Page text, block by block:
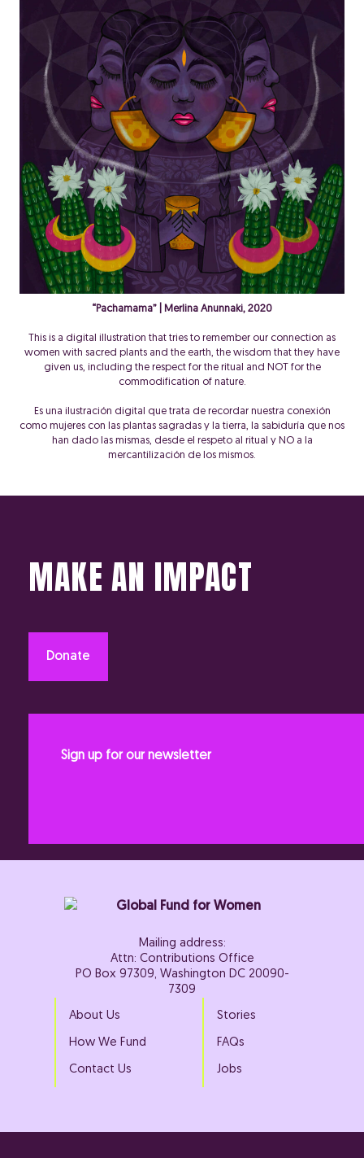
“Pachamama” | Merlina Anunnaki, 2020
This is a digital illustration that tries to remember our connection as
women with sacred plants and the earth, the wisdom that they have
given us, including the respect for the ritual and NOT for the
commodification of nature.
Es una ilustración digital que trata de recordar nuestra conexión
como mujeres con las plantas sagradas y la tierra, la sabiduría que nos
han dado las mismas, desde el respeto al ritual y NO a la
mercantilización de los mismos.
MAKE AN IMPACT
Donate
Sign up for our newsletter
Mailing address:
Attn: Contributions Office
PO Box 97309, Washington DC 20090-
7309
About Us
How We Fund
Contact Us
Stories
FAQs
Jobs